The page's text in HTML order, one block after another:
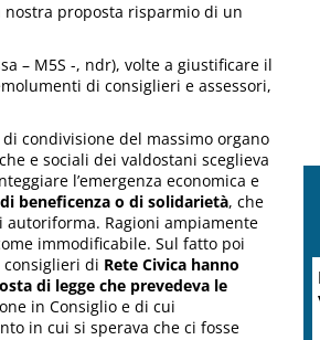
nostra proposta risparmio di un
– M5S -, ndr), volte a giustificare il
di consiglieri e assessori,
di condivisione del massimo organo
e sociali dei valdostani sceglieva
l’emergenza economica e
beneficenza o di solidarietà, che
Ragioni ampiamente
immodificabile. Sul fatto poi
di Rete Civica hanno
di legge che prevedeva le
in Consiglio e di cui
in cui si sperava che ci fosse